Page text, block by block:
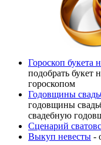
Гороскоп букета
подобрать букет
гороскопом
Годовщины
годовщины
свадебную
Сценарий
Выкуп невесты -